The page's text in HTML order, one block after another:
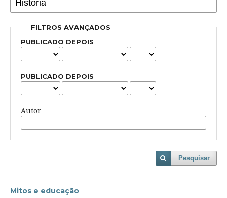
FILTROS AVANÇADOS
PUBLICADO DEPOIS
PUBLICADO DEPOIS
Autor
Pesquisar
Mitos e educação